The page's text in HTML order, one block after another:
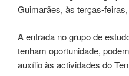
Guimarães, às terças-
A entrada no grupo de
tenham oportunidade,
auxílio às actividades do